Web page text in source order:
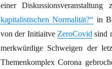
einer Diskussionsveranstaltung
kapitalistischen Normalität?“ in
von der Initiaitve ZeroCovid sind
merkwürdige Schweigen der
Themenkomplex Corona